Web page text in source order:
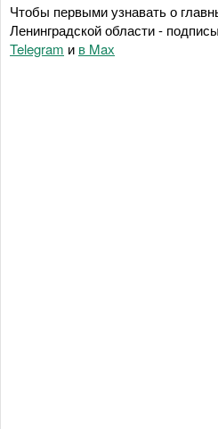
Чтобы первыми узнавать о
Ленинградской области -
Telegram и в Maх